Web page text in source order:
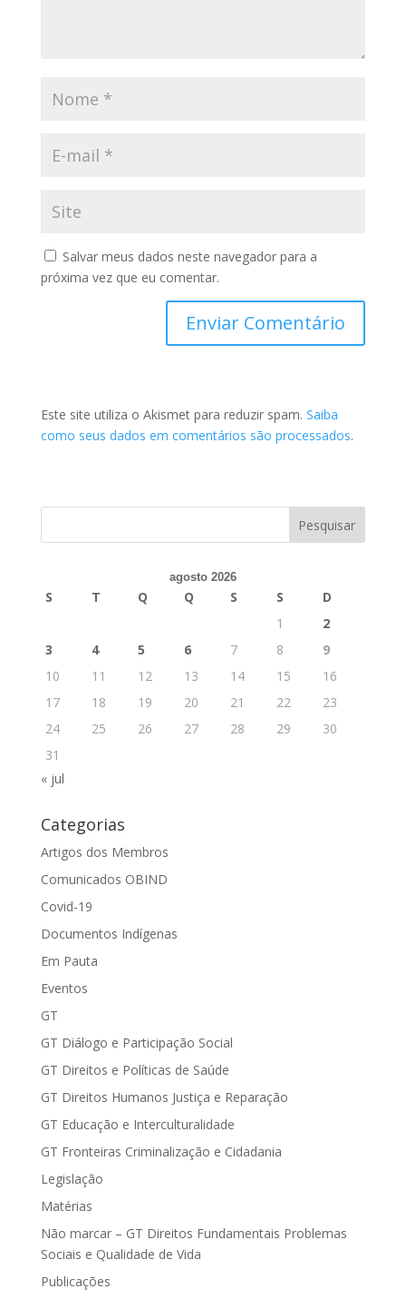
Salvar meus dados neste navegador para a
próxima vez que eu comentar.
Este site utiliza o Akismet para reduzir spam. Saiba
como seus dados em comentários são processados.
agosto 2026
S T Q Q S S
D
1
2
3
4 5 6 7 8
9
10
11 12 13 14 15
16
17
18 19 20 21 22
23
24
25 26 27 28 29
30
31
« jul
Categorias
Artigos dos Membros
Comunicados OBIND
Covid-19
Documentos Indígenas
Em Pauta
Eventos
GT
GT Diálogo e Participação Social
GT Direitos e Políticas de Saúde
GT Direitos Humanos Justiça e Reparação
GT Educação e Interculturalidade
GT Fronteiras Criminalização e Cidadania
Legislação
Matérias
Não marcar – GT Direitos Fundamentais Problemas
Sociais e Qualidade de Vida
Publicações